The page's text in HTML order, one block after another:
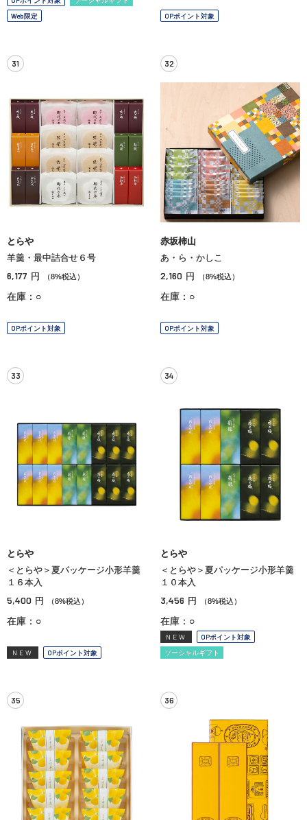
Web限定
OPポイント対象
31
とらや
羊羹・最中詰合せ６号
6,177 円 （8%税込）
在庫：○
OPポイント対象
32
赤坂柿山
あ・ら・かしこ
2,160 円 （8%税込）
在庫：○
OPポイント対象
33
とらや
＜とらや＞夏パッケージ小形羊羹
１６本入
5,400 円 （8%税込）
在庫：○
NEW OPポイント対象
34
とらや
＜とらや＞夏パッケージ小形羊羹
１０本入
3,456 円 （8%税込）
在庫：○
NEW
OPポイント対象
ソーシャルギフト
35 36